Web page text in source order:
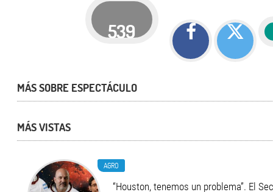
539
MÁS SOBRE ESPECTÁCULO
MÁS VISTAS
AGRO
“Houston, tenemos un problema”. El